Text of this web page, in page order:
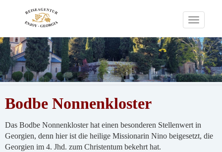
Toggle
Bodbe Nonnenkloster
Das Bodbe Nonnenkloster hat einen besonderen Stellenwert in
Georgien, denn hier ist die heilige Missionarin Nino beigesetzt, die
Georgien im 4. Jhd. zum Christentum bekehrt hat.